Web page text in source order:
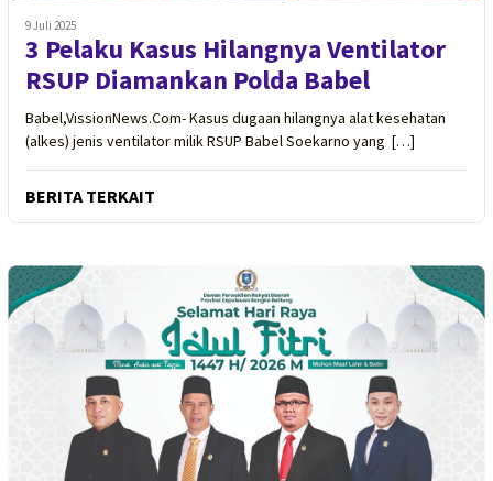
9 Juli 2025
3 Pelaku Kasus Hilangnya Ventilator
RSUP Diamankan Polda Babel
Babel,VissionNews.Com- Kasus dugaan hilangnya alat kesehatan
(alkes) jenis ventilator milik RSUP Babel Soekarno yang […]
BERITA TERKAIT